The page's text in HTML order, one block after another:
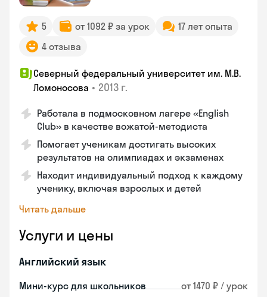
5 от 1092 ₽ за урок
17 лет опыта
4 отзыва
Северный федеральный университет им. М.В.
Ломоносова • 2013 г.
Работала в подмосковном лагере «English
Club» в качестве вожатой-методиста
Помогает ученикам достигать высоких
результатов на олимпиадах и экзаменах
Находит индивидуальный подход к каждому
ученику, включая взрослых и детей
Читать дальше
Услуги и цены
Английский язык
Мини-курс для школьников от 1470 ₽ / урок